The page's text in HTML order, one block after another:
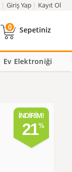
Giriş Yap Kayıt Ol
0 Sepetiniz
Ev Elektroniği
İNDIRIM!
21